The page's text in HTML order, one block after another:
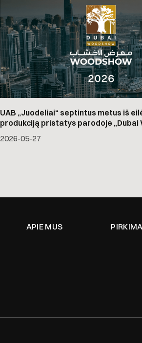
UAB „Juodeliai“ septintus metus iš
produkciją pristatys parodoje „Dubai
2026-05-27
APIE MUS